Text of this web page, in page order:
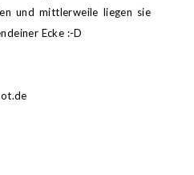
und mittlerweile liegen sie
Ecke :-D